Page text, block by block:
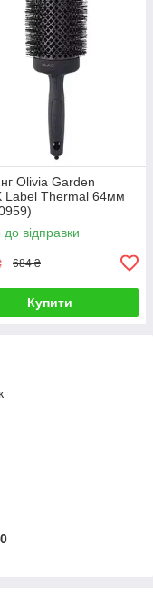
Olivia Garden
Label Thermal 64мм
до відправки
684 ₴
Купити